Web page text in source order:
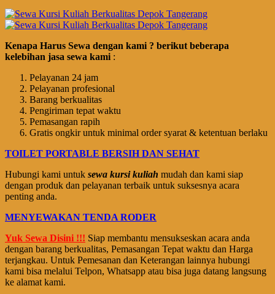
Kenapa Harus Sewa dengan kami ? berikut beberapa
kelebihan jasa sewa kami :
Pelayanan 24 jam
Pelayanan profesional
Barang berkualitas
Pengiriman tepat waktu
Pemasangan rapih
Gratis ongkir untuk minimal order syarat & ketentuan berlaku
TOILET PORTABLE BERSIH DAN SEHAT
Hubungi kami untuk sewa kursi kuliah mudah dan kami siap
dengan produk dan pelayanan terbaik untuk suksesnya acara
penting anda.
MENYEWAKAN TENDA RODER
Yuk Sewa Disini !!! Siap membantu mensukseskan acara anda
dengan barang berkualitas, Pemasangan Tepat waktu dan Harga
terjangkau. Untuk Pemesanan dan Keterangan lainnya hubungi
kami bisa melalui Telpon, Whatsapp atau bisa juga datang langsung
ke alamat kami.